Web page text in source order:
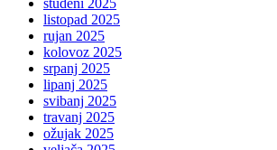
studeni 2025
listopad 2025
rujan 2025
kolovoz 2025
srpanj 2025
lipanj 2025
svibanj 2025
travanj 2025
ožujak 2025